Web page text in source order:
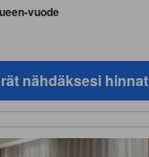
vuode
nähdäksesi hinnat